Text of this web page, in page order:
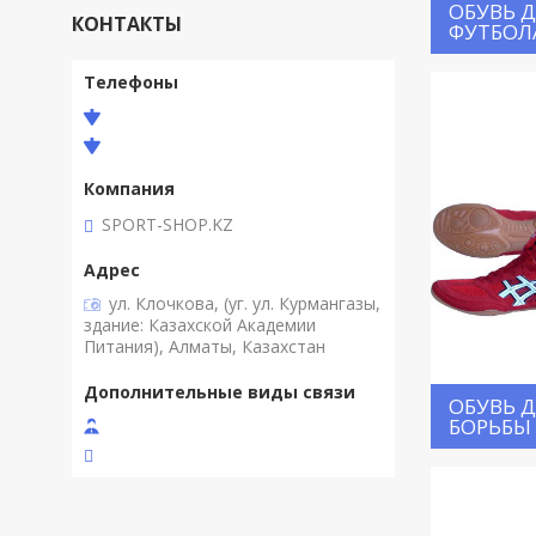
ОБУВЬ
ОБУВЬ
БОРЬБЫ
КОНТАКТЫ
SPORT-SHOP.KZ
ул. Клочкова, (уг. ул. Курмангазы,
здание: Казахской Академии
Питания), Алматы, Казахстан